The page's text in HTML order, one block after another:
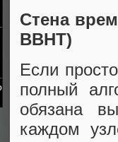
Стена
BBHT)
Если
полный
обязана
каждом